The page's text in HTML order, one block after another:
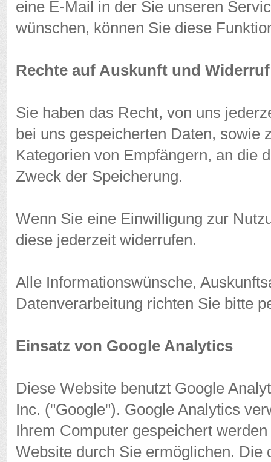
eine E-Mail in der Sie unseren
wünschen, können Sie diese
Rechte auf Auskunft und Widerruf
Sie haben das Recht, von uns
bei uns gespeicherten Daten, sowie
Kategorien von Empfängern, an die
Zweck der Speicherung.
Wenn Sie eine Einwilligung zur
diese jederzeit widerrufen.
Alle Informationswünsche,
Datenverarbeitung richten Sie bitte
Einsatz von Google Analytics
Diese Website benutzt Google
Inc. ("Google"). Google Analytics
Ihrem Computer gespeichert
Website durch Sie ermöglichen. Die